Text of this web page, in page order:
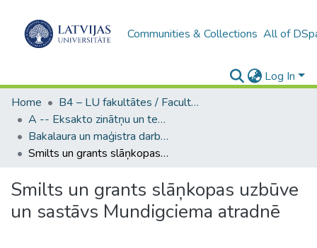
Communities & Collections All of
Log In
Home
B4 – LU fakultātes / Faculties of the UL
A -- Eksakto zinātņu un tehnoloģiju fakultāte / Faculty of Science and Technology
Bakalaura un maģistra darbi (EZTF) / Bachelor's and Master's theses
Smilts un grants slāņkopas uzbūve un sastāvs Mundigciema atradnē
Smilts un grants slāņkopas uzbūve
un sastāvs Mundigciema atradnē